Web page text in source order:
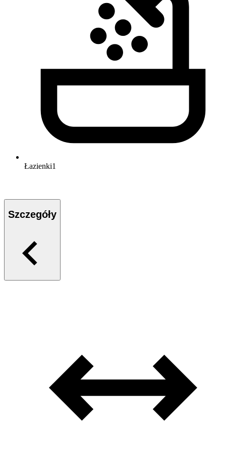
Łazienki1
Szczegóły